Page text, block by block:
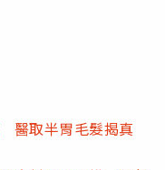
醫取半胃毛髮揭真